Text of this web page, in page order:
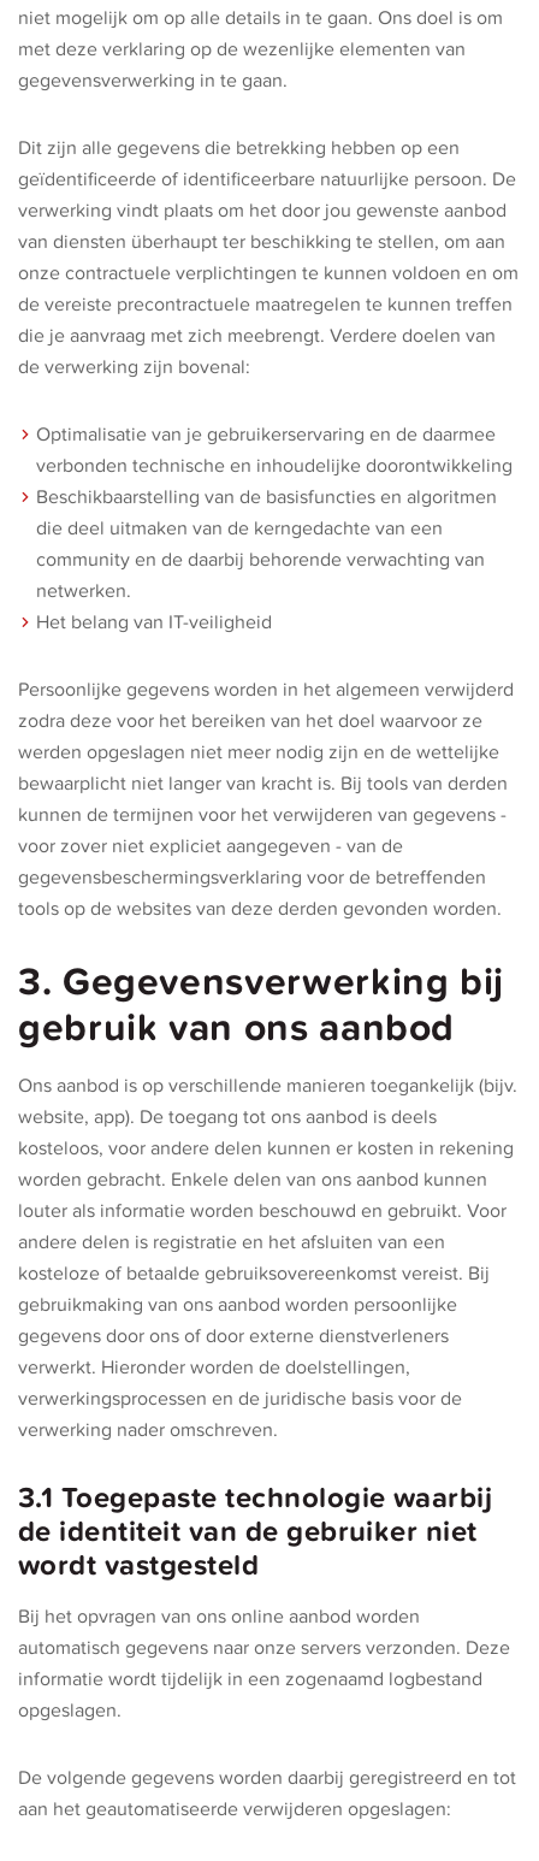
niet mogelijk om op alle details in te gaan. Ons doel is om
met deze verklaring op de wezenlijke elementen van
gegevensverwerking in te gaan.
Dit zijn alle gegevens die betrekking hebben op een
geïdentificeerde of identificeerbare natuurlijke persoon. De
verwerking vindt plaats om het door jou gewenste aanbod
van diensten überhaupt ter beschikking te stellen, om aan
onze contractuele verplichtingen te kunnen voldoen en om
de vereiste precontractuele maatregelen te kunnen treffen
die je aanvraag met zich meebrengt. Verdere doelen van
de verwerking zijn bovenal:
Optimalisatie van je gebruikerservaring en de daarmee
verbonden technische en inhoudelijke doorontwikkeling
Beschikbaarstelling van de basisfuncties en algoritmen
die deel uitmaken van de kerngedachte van een
community en de daarbij behorende verwachting van
netwerken.
Het belang van IT-veiligheid
Persoonlijke gegevens worden in het algemeen verwijderd
zodra deze voor het bereiken van het doel waarvoor ze
werden opgeslagen niet meer nodig zijn en de wettelijke
bewaarplicht niet langer van kracht is. Bij tools van derden
kunnen de termijnen voor het verwijderen van gegevens -
voor zover niet expliciet aangegeven - van de
gegevensbeschermingsverklaring voor de betreffenden
tools op de websites van deze derden gevonden worden.
3. Gegevensverwerking bij
gebruik van ons aanbod
Ons aanbod is op verschillende manieren toegankelijk (bijv.
website, app). De toegang tot ons aanbod is deels
kosteloos, voor andere delen kunnen er kosten in rekening
worden gebracht. Enkele delen van ons aanbod kunnen
louter als informatie worden beschouwd en gebruikt. Voor
andere delen is registratie en het afsluiten van een
kosteloze of betaalde gebruiksovereenkomst vereist. Bij
gebruikmaking van ons aanbod worden persoonlijke
gegevens door ons of door externe dienstverleners
verwerkt. Hieronder worden de doelstellingen,
verwerkingsprocessen en de juridische basis voor de
verwerking nader omschreven.
3.1 Toegepaste technologie waarbij
de identiteit van de gebruiker niet
wordt vastgesteld
Bij het opvragen van ons online aanbod worden
automatisch gegevens naar onze servers verzonden. Deze
informatie wordt tijdelijk in een zogenaamd logbestand
opgeslagen.
De volgende gegevens worden daarbij geregistreerd en tot
aan het geautomatiseerde verwijderen opgeslagen: